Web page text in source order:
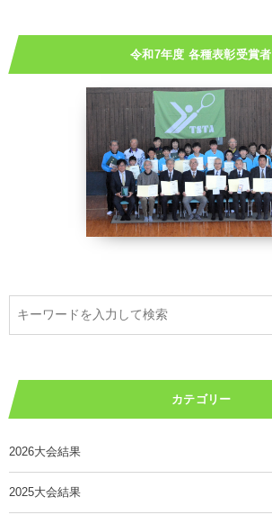
令和7年度 各種表彰受賞者
カテゴリー
2026大会結果
2025大会結果